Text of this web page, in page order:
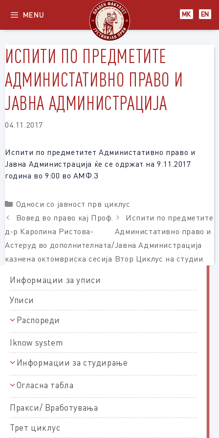
content
МК EN
MENU
ИСПИТИ ПО ПРЕДМЕТИТЕ
АДМИНИСТАТИВНО ПРАВО И
ЈАВНА АДМИНИСТРАЦИЈА
04.11.2017
Испити по предметитет Администативно право и
Јавна Администрација ќе се одржат на 9.11.2017
година во 9:00 во АМФ.3
Categories
Односи со јавност прв циклус
Вовед во право кај Проф.
д-р Каролина Ристова-
Астеруд во дополнителната/
казнена октомвриска сесија
Испити по предметите
Администативно право и
Јавна Администрација
Втор Циклус на студии
Информации за уписи
Уписи
Распореди
Распореди на полагање
Распореди на настава
Прв циклус
Втор циклус
Iknow system
Информации за студирање
Полагања и оценување
Оценување и полагање на прв циклус студии
Оценување и полагање на втор циклус студии
За ЕКТС
Магистарски трудови
Пријава и изработка на магистерски труд
Права и обврски на студентите
Огласна табла
Правни студии
Правни студии прв циклус
Правни студии втор циклус
Политички студии
Политички студии прв циклус
Пракси/ Вработувања
Трет циклус